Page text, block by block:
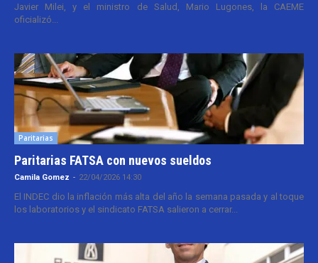
Javier Milei, y el ministro de Salud, Mario Lugones, la CAEME
oficializó...
Paritarias
Paritarias FATSA con nuevos sueldos
Camila Gomez - 22/04/2026 14:30
El INDEC dio la inflación más alta del año la semana pasada y al toque
los laboratorios y el sindicato FATSA salieron a cerrar...